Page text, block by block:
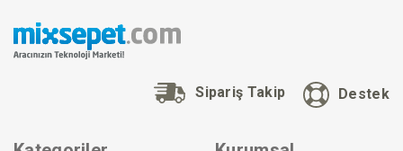
Destek
Sipariş Takip